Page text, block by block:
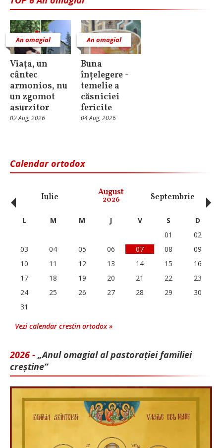
An omagial
Viaţa, un
cântec
armonios, nu
un zgomot
asurzitor
02 Aug, 2026
An omagial
Buna
înțelegere -
temelie a
căsniciei
fericite
04 Aug, 2026
Calendar ortodox
Iulie August
2026 Septembrie
‹ L M M J V S
D
01
02
03
04 05 06 07 08
09
10
11 12 13 14 15
16
17
18 19 20 21 22
23
24
25 26 27 28 29
30
31
Vezi calendar crestin ortodox »
2026 - „Anul omagial al pastorației familiei
creștine”